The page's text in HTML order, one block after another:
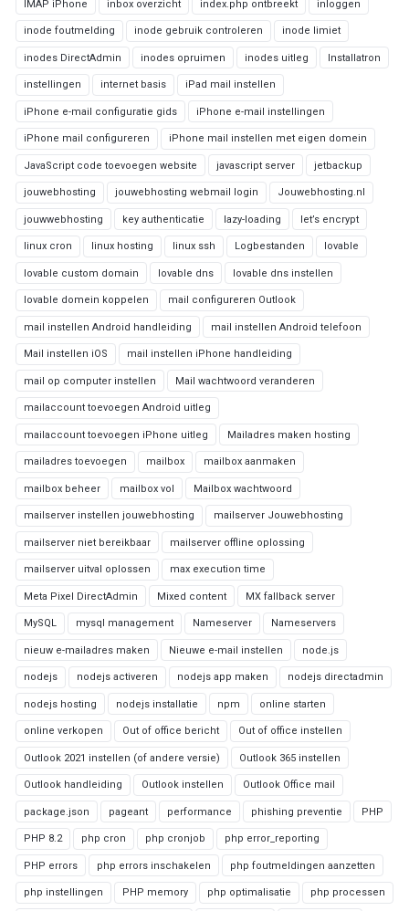
IMAP iPhone inbox overzicht index.php ontbreekt inloggen
inode foutmelding inode gebruik controleren inode limiet
inodes DirectAdmin inodes opruimen inodes uitleg Installatron
instellingen internet basis iPad mail instellen
iPhone e-mail configuratie gids iPhone e-mail instellingen
iPhone mail configureren iPhone mail instellen met eigen domein
JavaScript code toevoegen website javascript server jetbackup
jouwebhosting jouwebhosting webmail login Jouwebhosting.nl
jouwwebhosting key authenticatie lazy-loading let’s encrypt
linux cron linux hosting linux ssh Logbestanden lovable
lovable custom domain lovable dns lovable dns instellen
lovable domein koppelen mail configureren Outlook
mail instellen Android handleiding mail instellen Android telefoon
Mail instellen iOS mail instellen iPhone handleiding
mail op computer instellen Mail wachtwoord veranderen
mailaccount toevoegen Android uitleg
mailaccount toevoegen iPhone uitleg Mailadres maken hosting
mailadres toevoegen mailbox mailbox aanmaken
mailbox beheer mailbox vol Mailbox wachtwoord
mailserver instellen jouwebhosting mailserver Jouwebhosting
mailserver niet bereikbaar mailserver offline oplossing
mailserver uitval oplossen max execution time
Meta Pixel DirectAdmin Mixed content MX fallback server
MySQL mysql management Nameserver Nameservers
nieuw e-mailadres maken Nieuwe e-mail instellen node.js
nodejs nodejs activeren nodejs app maken nodejs directadmin
nodejs hosting nodejs installatie npm online starten
online verkopen Out of office bericht Out of office instellen
Outlook 2021 instellen (of andere versie) Outlook 365 instellen
Outlook handleiding Outlook instellen Outlook Office mail
package.json pageant performance phishing preventie PHP
PHP 8.2 php cron php cronjob php error_reporting
PHP errors php errors inschakelen php foutmeldingen aanzetten
php instellingen PHP memory php optimalisatie php processen